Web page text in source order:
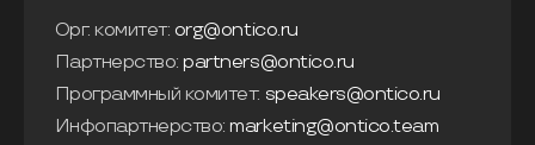
Орг. комитет: org@ontico.ru
Партнерство: partners@ontico.ru
Программный комитет: speakers@ontico.ru
Инфопартнерство: marketing@ontico.team